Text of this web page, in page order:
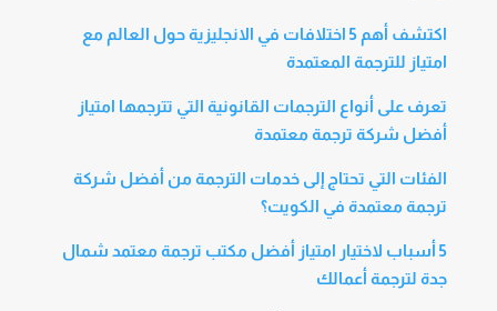
اكتشف أهم 5 اختلافات في الانجليزية حول العالم مع
امتياز للترجمة المعتمدة
تعرف على أنواع الترجمات القانونية التي تترجمها امتياز
أفضل شركة ترجمة معتمدة
الفئات التي تحتاج إلى خدمات الترجمة من أفضل شركة
ترجمة معتمدة في الكويت؟
5 أسباب لاختيار امتياز أفضل مكتب ترجمة معتمد شمال
جدة لترجمة أعمالك